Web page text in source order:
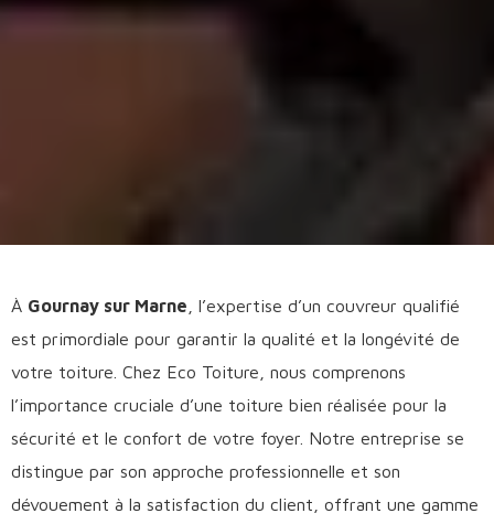
À Gournay sur Marne , l’expertise d’un couvreur qualifié
est primordiale pour garantir la qualité et la longévité de
votre toiture. Chez Eco Toiture, nous comprenons
l’importance cruciale d’une toiture bien réalisée pour la
sécurité et le confort de votre foyer. Notre entreprise se
distingue par son approche professionnelle et son
dévouement à la satisfaction du client, offrant une gamme